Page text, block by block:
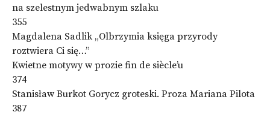
na szelestnym jedwabnym szlaku
355
Magdalena Sadlik „Olbrzymia księga przyrody
roztwiera Ci się…”
Kwietne motywy w prozie fin de siècle’u
374
Stanisław Burkot Gorycz groteski. Proza Mariana Pilota
387